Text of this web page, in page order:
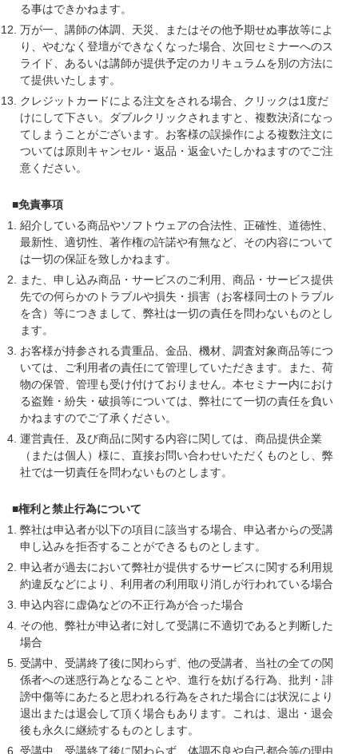
る事はできかねます。
万が一、講師の体調、天災、またはその他予期せぬ事故等によ
り、やむなく登壇ができなくなった場合、次回セミナーへのス
ライド、あるいは講師が提供予定のカリキュラムを別の方法に
て提供いたします。
クレジットカードによる注文をされる場合、クリックは1度だ
けにして下さい。ダブルクリックされますと、複数決済になっ
てしまうことがございます。お客様の誤操作による複数注文に
ついては原則キャンセル・返品・返金いたしかねますのでご注
意ください。
■免責事項
紹介している商品やソフトウェアの合法性、正確性、道徳性、
最新性、適切性、著作権の許諾や有無など、その内容について
は一切の保証を致しかねます。
また、申し込み商品・サービスのご利用、商品・サービス提供
先での何らかのトラブルや損失・損害（お客様同士のトラブル
を含）等につきまして、弊社は一切の責任を問わないものとし
ます。
お客様が持参される貴重品、金品、機材、調査対象商品等につ
いては、ご利用者の責任にて管理していただきます。また、荷
物の保管、管理も受け付けておりません。本セミナー内におけ
る盗難・紛失・破損等については、弊社にて一切の責任を負い
かねますのでご了承ください。
運営責任、及び商品に関する内容に関しては、商品提供企業
（または個人）様に、直接お問い合わせいただくものとし、弊
社では一切責任を問わないものとします。
■権利と禁止行為について
弊社は申込者が以下の項目に該当する場合、申込者からの受講
申し込みを拒否することができるものとします。
申込者が過去において弊社が提供するサービスに関する利用規
約違反などにより、利用者の利用取り消しが行われている場合
申込内容に虚偽などの不正行為が合った場合
その他、弊社が申込者に対して受講に不適切であると判断した
場合
受講中、受講終了後に関わらず、他の受講者、当社の全ての関
係者への迷惑行為となることや、進行を妨げる行為、批判・誹
謗中傷等にあたると思われる行為をされた場合には状況により
退出または退会して頂く場合もあります。これは、退出・退会
後も永久に継続するものとします。
受講中、受講終了後に関わらず、体調不良や自己都合等の理由